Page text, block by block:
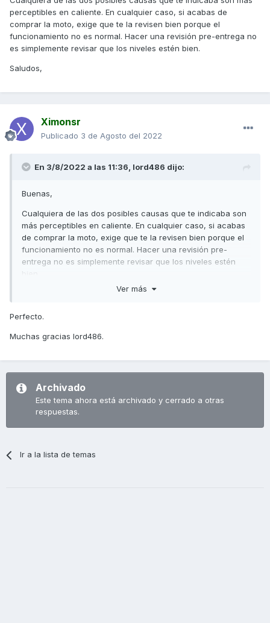
perceptibles en caliente. En cualquier caso, si acabas de
comprar la moto, exige que te la revisen bien porque el
funcionamiento no es normal. Hacer una revisión pre-entrega no
es simplemente revisar que los niveles estén bien.
Saludos,
Ximonsr
Publicado 3 de Agosto del 2022
En 3/8/2022 a las 11:36, lord486 dijo:
Buenas,
Cualquiera de las dos posibles causas que te indicaba son
más perceptibles en caliente. En cualquier caso, si acabas
de comprar la moto, exige que te la revisen bien porque el
funcionamiento no es normal. Hacer una revisión pre-
entrega no es simplemente revisar que los niveles estén
bien.
Ver más
Perfecto.
Muchas gracias lord486.
Archivado
Este tema ahora está archivado y cerrado a otras
respuestas.
Ir a la lista de temas